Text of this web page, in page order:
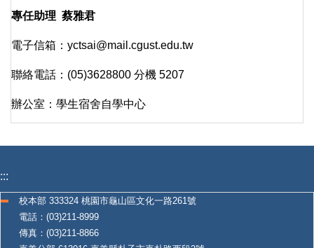
專任助理 蔡雅君
電子信箱：yctsai@mail.cgust.edu.tw
聯絡電話：(05)3628800 分機 5207
辦公室：學生宿舍自學中心
:::
校本部 333324 桃園市龜山區文化一路261號
電話：(03)211-8999
傳真：(03)211-8866